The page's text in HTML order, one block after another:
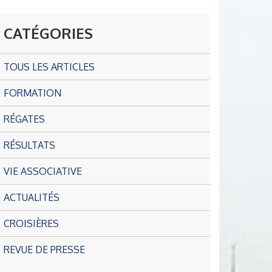
CATÉGORIES
TOUS LES ARTICLES
FORMATION
RÉGATES
RÉSULTATS
VIE ASSOCIATIVE
ACTUALITÉS
CROISIÈRES
REVUE DE PRESSE